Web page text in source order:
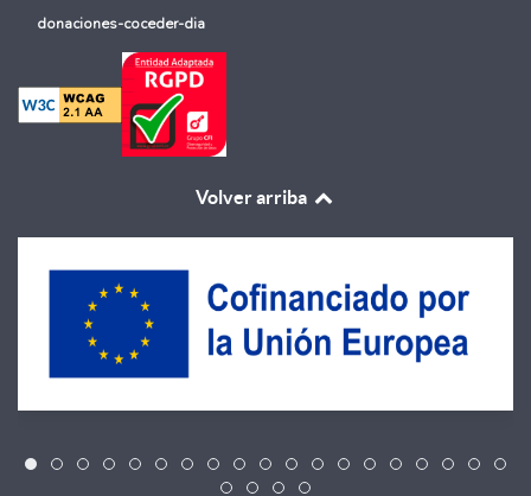
donaciones-coceder-dia
Volver arriba